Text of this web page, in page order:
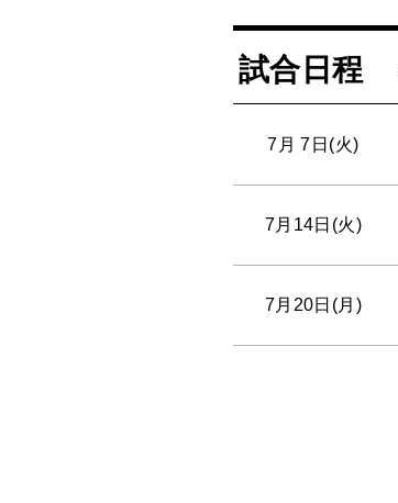
試合日程
7月 7日(火)
7月14日(火)
7月20日(月)